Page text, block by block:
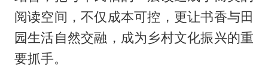
阅读空间，不仅成本可控，更让书香与田
园生活自然交融，成为乡村文化振兴的重
要抓手。